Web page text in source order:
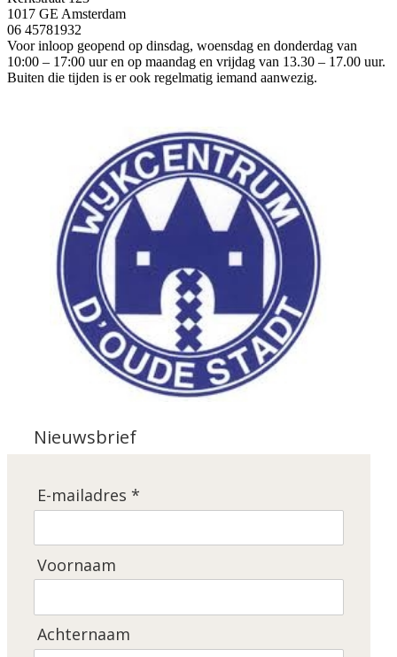
1017 GE Amsterdam
06 45781932
Voor inloop geopend op dinsdag, woensdag en donderdag van
10:00 – 17:00 uur en op maandag en vrijdag van 13.30 – 17.00 uur.
Buiten die tijden is er ook regelmatig iemand aanwezig.
Nieuwsbrief
E-mailadres *
Voornaam
Achternaam